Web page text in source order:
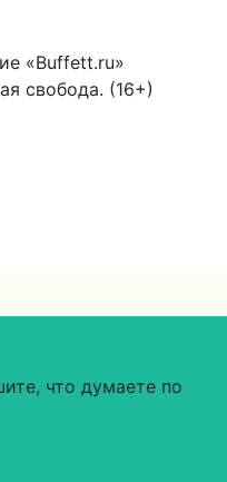
«Buffett.ru»
свобода. (16+)
что думаете по